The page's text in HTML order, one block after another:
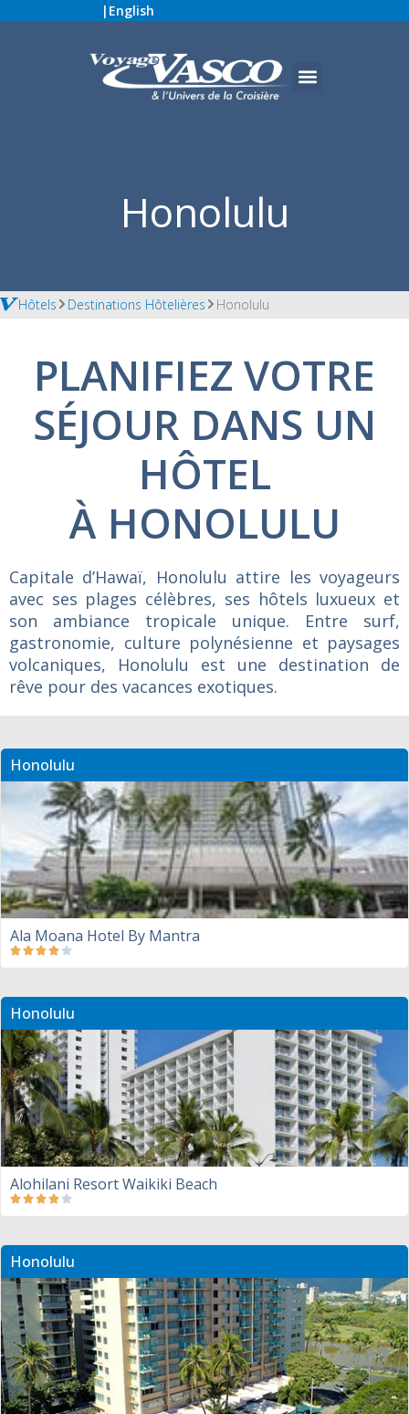
| English
Honolulu
Hôtels Destinations Hôtelières Honolulu
PLANIFIEZ VOTRE
SÉJOUR DANS UN
HÔTEL
À HONOLULU
Capitale d’Hawaï, Honolulu attire les voyageurs
avec ses plages célèbres, ses hôtels luxueux et
son ambiance tropicale unique. Entre surf,
gastronomie, culture polynésienne et paysages
volcaniques, Honolulu est une destination de
rêve pour des vacances exotiques.
Honolulu
Ala Moana Hotel By Mantra
Honolulu
Alohilani Resort Waikiki Beach
Honolulu